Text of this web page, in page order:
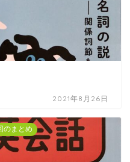
2021年8月26日
のまとめ